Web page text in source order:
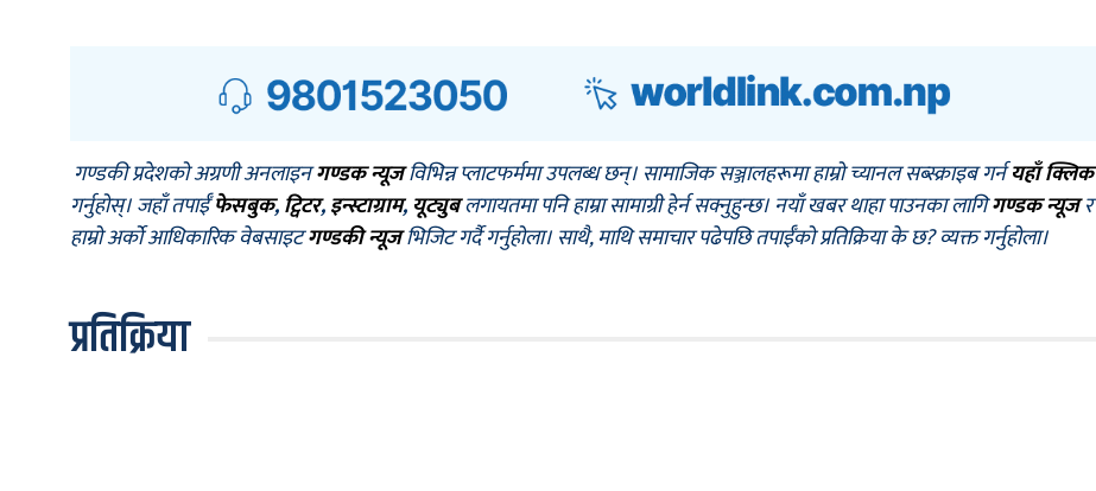
गण्डकी प्रदेशको अग्रणी अनलाइनगण्डक न्यूजविभिन्न प्लाटफर्ममा उपलब्ध छन्। सामाजिक सञ्जालहरूमा हाम्रो च्यानल सब्स्क्राइब गर्नयहाँ क्लिक
गर्नुहोस्। जहाँ तपाईँफेसबुक,ट्विटर,इन्स्टाग्राम, यूट्युबलगायतमा पनि हाम्रा सामाग्री हेर्न सक्नुहुन्छ। नयाँ खबर थाहा पाउनका लागिगण्डक न्यूजर
हाम्रो अर्को आधिकारिक वेबसाइटगण्डकी न्यूजभिजिट गर्दै गर्नुहोला। साथै, माथि समाचार पढेपछि तपाईँको प्रतिक्रिया के छ? व्यक्त गर्नुहोला।
प्रतिक्रिया